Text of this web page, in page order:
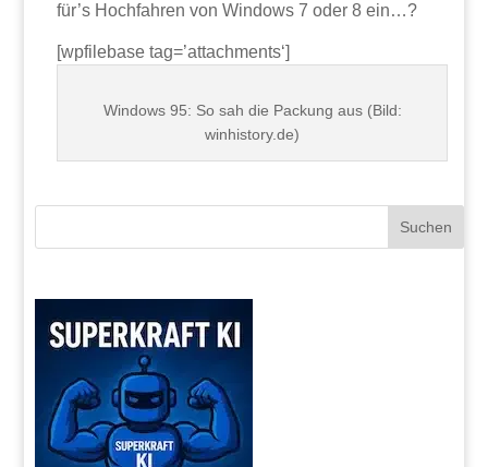
für’s Hochfahren von Windows 7 oder 8 ein…?
[wpfilebase tag=’attachments‘]
Windows 95: So sah die Packung aus (Bild:
winhistory.de)